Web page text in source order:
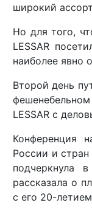
широкий
Но для того,
LESSAR
наиболее явно
Второй день
LESSAR с
Конференция
России и
подчеркнула
рассказала о
с его 20-